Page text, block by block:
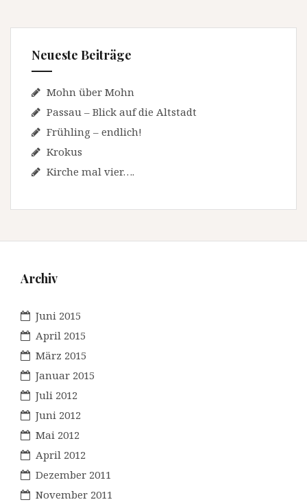
Neueste Beiträge
Mohn über Mohn
Passau – Blick auf die Altstadt
Frühling – endlich!
Krokus
Kirche mal vier….
Archiv
Juni 2015
April 2015
März 2015
Januar 2015
Juli 2012
Juni 2012
Mai 2012
April 2012
Dezember 2011
November 2011